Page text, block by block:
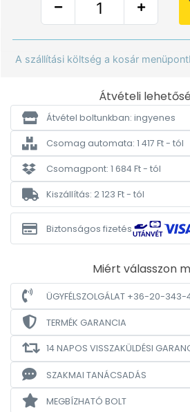
A szállítási költség a kosár
Átvételi
Átvétel boltunkban: ingyenes
Csomag automata: 1 417 Ft - tól
Csomagpont: 1 684 Ft - tól
Kiszállítás: 2 123 Ft - tól
Biztonságos fizetés
Miért válasszon
ÜGYFÉLSZOLGÁLAT +36-20-
TERMÉK GARANCIA
14 NAPOS VISSZAKÜLDÉSI
SZAKMAI TANÁCSADÁS
MEGBÍZHATÓ BOLT